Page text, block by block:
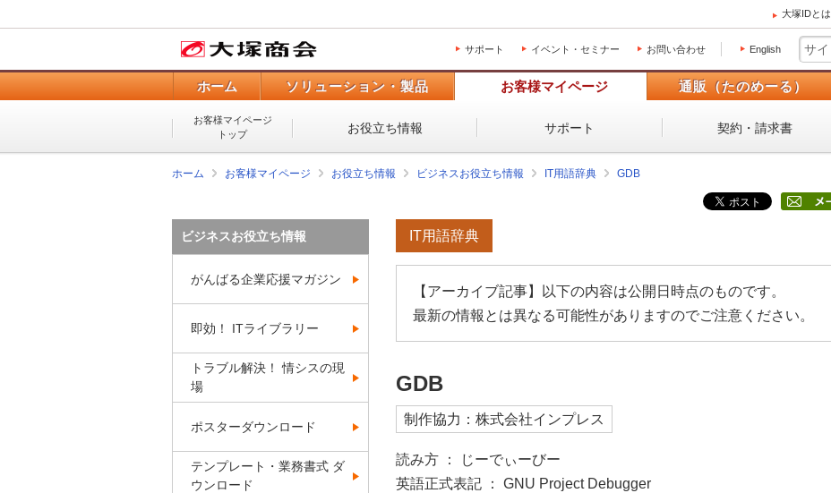
大塚IDとは
サポート イベント・セミナー お問い合わせ English
ホーム ソリューション・製品 お客様マイページ 通販（たのめーる）
お客様マイページ
トップ
お役立ち情報 サポート 契約・請求書
ホーム お客様マイページ お役立ち情報 ビジネスお役立ち情報 IT用語辞典 GDB
IT用語辞典
【アーカイブ記事】以下の内容は公開日時点のものです。
最新の情報とは異なる可能性がありますのでご注意ください。
GDB
制作協力：株式会社インプレス
読み方 ： じーでぃーびー
英語正式表記 ： GNU Project Debugger
ビジネスお役立ち情報
がんばる企業応援マガジン
即効！ ITライブラリー
トラブル解決！ 情シスの現
場
ポスターダウンロード
テンプレート・業務書式 ダ
ウンロード